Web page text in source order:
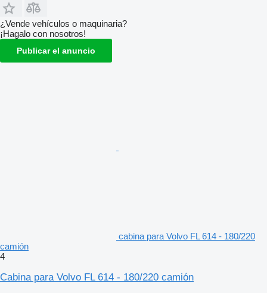
¿Vende vehículos o maquinaria?
¡Hagalo con nosotros!
Publicar el anuncio
cabina para Volvo FL 614 - 180/220
camión
4
Cabina para Volvo FL 614 - 180/220 camión